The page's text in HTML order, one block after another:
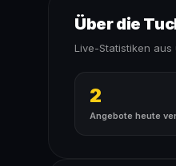
Über die
Live-Statistiken
2
Angebote heute